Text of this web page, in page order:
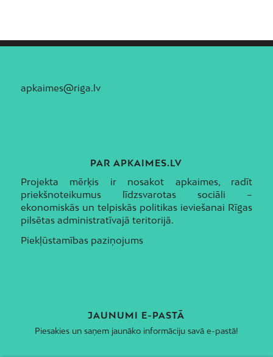
apkaimes@riga.lv
PAR APKAIMES.LV
Projekta mērķis ir nosakot apkaimes, radīt
priekšnoteikumus līdzsvarotas sociāli –
ekonomiskās un telpiskās politikas ieviešanai Rīgas
pilsētas administratīvajā teritorijā.
Piekļūstamības paziņojums
JAUNUMI E-PASTĀ
Piesakies un saņem jaunāko informāciju savā e-pastā!